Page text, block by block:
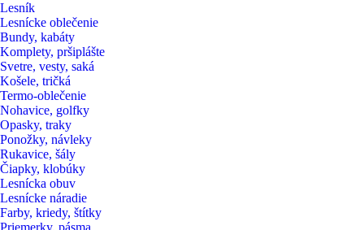
Lesník
Lesnícke oblečenie
Bundy, kabáty
Komplety, pršiplášte
Svetre, vesty, saká
Košele, tričká
Termo-oblečenie
Nohavice, golfky
Opasky, traky
Ponožky, návleky
Rukavice, šály
Čiapky, klobúky
Lesnícka obuv
Lesnícke náradie
Farby, kriedy, štítky
Priemerky, pásma